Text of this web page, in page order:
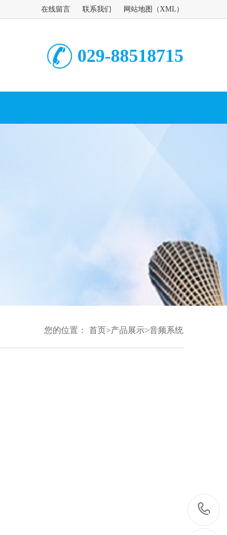
在线留言 联系我们 网站地图 （XML）
029-88518715
您的位置： 首页 >产品展示>音频系统